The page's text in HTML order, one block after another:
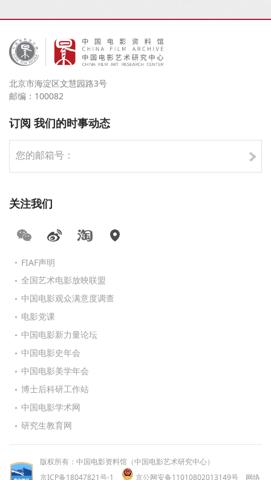
北京市海淀区文慧园路3号
邮编：100082
订阅 我们的时事动态
关注我们
FIAF声明
全国艺术电影放映联盟
中国电影观众满意度调查
电影党课
中国电影新力量论坛
中国电影史年会
中国电影美学年会
博士后科研工作站
中国电影学术网
研究生教育网
版权所有：中国电影资料馆（中国电影艺术研究中心）
京ICP备18047821号-1
京公网安备11010802013149号 网络